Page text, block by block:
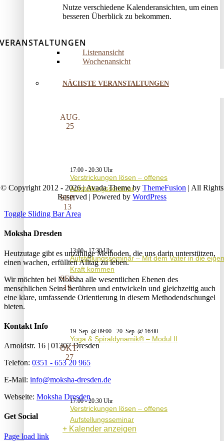
Nutze verschiedene Kalenderansichten, um einen
besseren Überblick zu bekommen.
Listenansicht
Wochenansicht
NÄCHSTE VERANSTALTUNGEN
AUG.
25
17:00 - 20:30
Verstrickungen lösen – offenes
Aufstellungsseminar
SEP.
13
13:00-17:30
Aufstellungsseminar – Mit dem Vater in die
Kraft kommen
SEP.
19
19. Sep. @ 09:00 - 20. Sep. @ 16:00
Yoga & Spiraldynamik® – Modul II
OKT.
27
17:00-20:30
Verstrickungen lösen – offenes
Aufstellungsseminar
Kalender anzeigen
VERANSTALTUNGEN
© Copyright 2012 - 2026 | Avada Theme by ThemeFusion | All Rights
Reserved | Powered by WordPress
Toggle Sliding Bar Area
Moksha Dresden
Heutzutage gibt es unzählige Methoden, die uns darin unterstützen,
einen wachen, erfüllten Alltag zu leben.
Wir möchten bei Moksha alle wesent­lichen Ebenen des
menschlichen Seins berühren und entwickeln und gleichzeitig auch
eine klare, umfassende Orientierung in diesem Methodendschungel
bieten.
Kontakt Info
Arnoldstr. 16 | 01307 Dresden
Telefon: 0351 - 653 20 965
E-Mail: info@moksha-dresden.de
Webseite: Moksha Dresden
Get Social
Page load link